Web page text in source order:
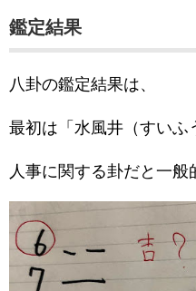
鑑定結果
八卦の鑑定結果は、
最初は「水風井（すいふ
人事に関する卦だと一般